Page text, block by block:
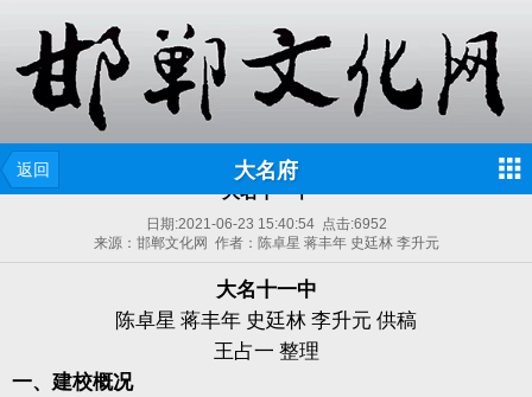
返回 大名府
大名十一中
日期:2021-06-23 15:40:54点击:6952
来源：邯郸文化网 作者：陈卓星 蒋丰年 史廷林 李升元
大名十一中
陈卓星 蒋丰年 史廷林 李升元 供稿
王占一 整理
一、建校概况